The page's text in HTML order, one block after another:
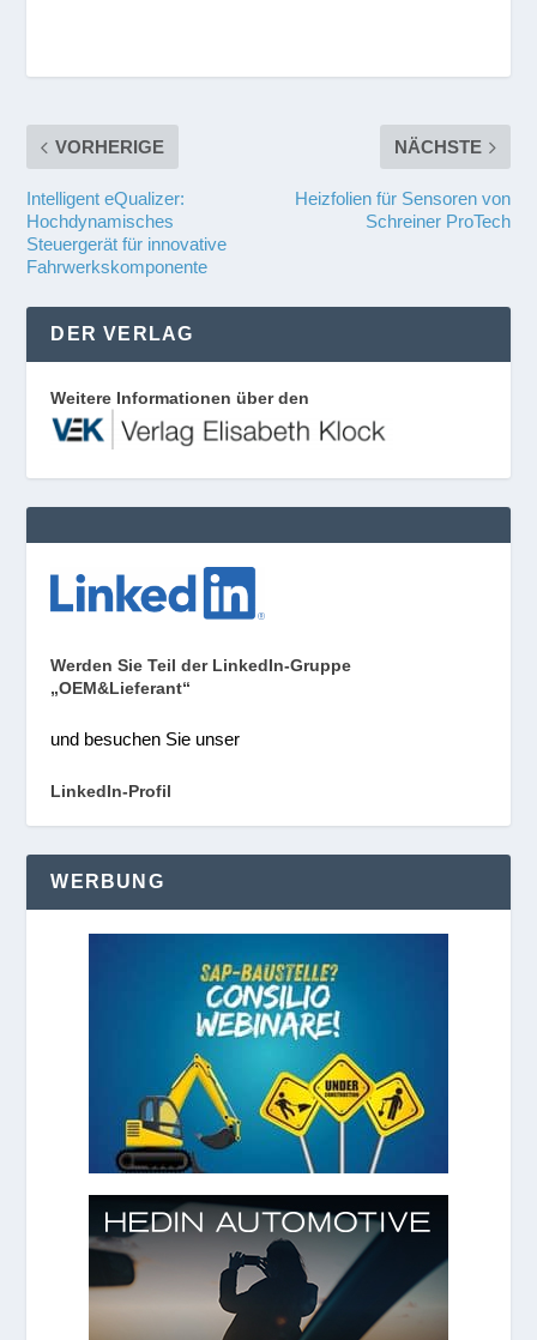
VORHERIGE
Intelligent eQualizer:
Hochdynamisches
Steuergerät für innovative
Fahrwerkskomponente
NÄCHSTE
Heizfolien für Sensoren von
Schreiner ProTech
DER VERLAG
Weitere Informationen über den
Werden Sie Teil der LinkedIn-Gruppe
„OEM&Lieferant“
und besuchen Sie unser
LinkedIn-Profil
WERBUNG